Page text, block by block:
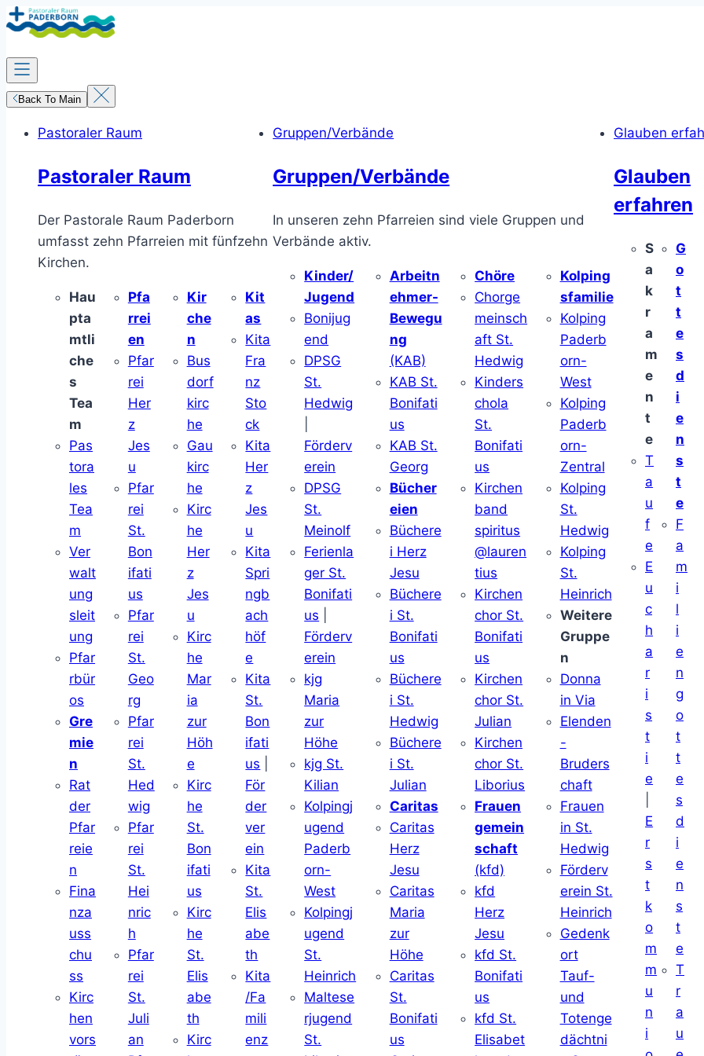
Zum
Inhalt
springen
Back To Main
Pastoraler Raum
Pastoraler Raum
Der Pastorale Raum Paderborn
umfasst zehn Pfarreien mit fünfzehn
Kirchen.
Hau
pta
mtli
che
s
Tea
m
Pas
tora
les
Tea
m
Ver
walt
ung
sleit
ung
Pfar
rbür
os
Gre
mie
n
Rat
der
Pfar
reie
n
Fina
nza
uss
chu
ss
Kirc
hen
vors
Pfa
rrei
en
Pfar
rei
Her
z
Jes
u
Pfar
rei
St.
Bon
ifati
us
Pfar
rei
St.
Geo
rg
Pfar
rei
St.
Hed
wig
Pfar
rei
St.
Hei
nric
h
Pfar
rei
St.
Juli
an
Kir
che
n
Bus
dorf
kirc
he
Gau
kirc
he
Kirc
he
Her
z
Jes
u
Kirc
he
Mar
ia
zur
Höh
e
Kirc
he
St.
Bon
ifati
us
Kirc
he
St.
Elis
abe
th
Kirc
Kit
as
Kita
Fra
nz
Sto
ck
Kita
Her
z
Jes
u
Kita
Spri
ngb
ach
höf
e
Kita
St.
Bon
ifati
us
För
der
ver
ein
Kita
St.
Elis
abe
th
Kita
/Fa
mili
enz
Gruppen/Verbände
Gruppen/Verbände
In unseren zehn Pfarreien sind viele Gruppen und
Verbände aktiv.
Kinder/
Jugend
Bonijug
end
DPSG
St.
Hedwig
Förderv
erein
DPSG
St.
Meinolf
Ferienla
ger St.
Bonifati
us
Förderv
erein
kjg
Maria
zur
Höhe
kjg St.
Kilian
Kolpingj
ugend
Paderb
orn-
West
Kolpingj
ugend
St.
Heinrich
Maltese
rjugend
St.
Arbeitn
ehmer-
Bewegu
ng
(KAB)
KAB St.
Bonifati
us
KAB St.
Georg
Bücher
eien
Büchere
i Herz
Jesu
Büchere
i St.
Bonifati
us
Büchere
i St.
Hedwig
Büchere
i St.
Julian
Caritas
Caritas
Herz
Jesu
Caritas
Maria
zur
Höhe
Caritas
St.
Bonifati
us
Chöre
Chorge
meinsch
aft St.
Hedwig
Kinders
chola
St.
Bonifati
us
Kirchen
band
spiritus
@lauren
tius
Kirchen
chor St.
Bonifati
us
Kirchen
chor St.
Julian
Kirchen
chor St.
Liborius
Frauen
gemein
schaft
(kfd)
kfd
Herz
Jesu
kfd St.
Bonifati
us
kfd St.
Elisabet
Kolping
sfamilie
Kolping
Paderb
orn-
West
Kolping
Paderb
orn-
Zentral
Kolping
St.
Hedwig
Kolping
St.
Heinrich
Weitere
Gruppe
n
Donna
in Via
Elenden
-
Bruders
chaft
Frauen
in St.
Hedwig
Förderv
erein St.
Heinrich
Gedenk
ort
Tauf-
und
Totenge
dächtni
Glauben
Glauben
erfahren
S
a
k
r
a
m
e
n
t
e
T
a
u
f
e
E
u
c
h
a
r
i
s
t
i
e
E
r
s
t
k
o
m
m
u
n
i
G
o
t
t
e
s
d
i
e
n
s
t
e
F
a
m
i
l
i
e
n
g
o
t
t
e
s
d
i
e
n
s
t
e
T
r
a
u